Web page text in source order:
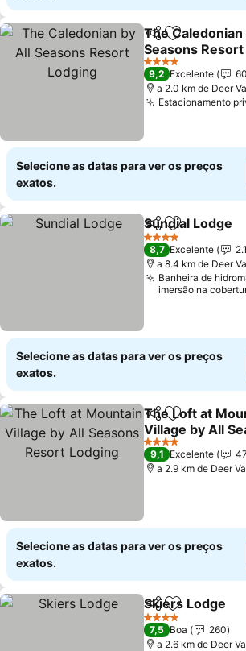
PartilharAdicionar
The Caledonian
Seasons
Ver preços
4 Estrelas
9,2 Excelente
a 2.0 km de Deer
Estacionamento
Selecione as datas para ver os preços
exatos.
PartilharAdicionar
Sundial Lodge
4 Estrelas
8,7 Excelente
a 8.4 km de Deer
Banheira de
imersão na
Selecione as datas para ver os preços
exatos.
PartilharAdicionar
The Loft at
Village by All
Resort Lodging
Ver preços
4 Estrelas
9,1 Excelente
a 2.9 km de Deer
Selecione as datas para ver os preços
exatos.
PartilharAdicionar
Skiers Lodge
4 Estrelas
7,5 Boa
260
a 2.6 km de Deer